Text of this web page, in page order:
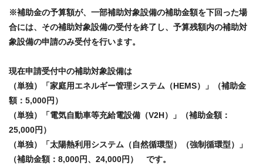
※補助金の予算額が、一部補助対象設備の補助金額を下回った場
合には、その補助対象設備の受付を終了し、予算残額内の補助対
象設備の申請のみ受付を行います。
現在申請受付中の補助対象設備は
（単独）「家庭用エネルギー管理システム（HEMS）」（補助金
額：5,000円）
（単独）「電気自動車等充給電設備（V2H）」（補助金額：
25,000円）
（単独）「太陽熱利用システム（自然循環型）（強制循環型）」
（補助金額：8,000円、24,000円） です。